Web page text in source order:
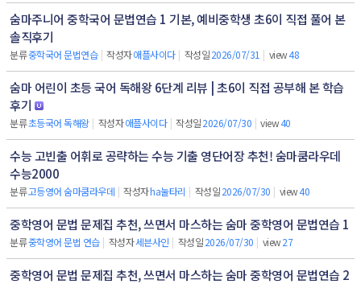
숨마주니어 중학국어 문법연습 1 기본, 예비중학생 초6이 직접 풀어 본
솔직후기
분류중학국어 문법연습 | 작성자애플사이다 | 작성일2026/07/31 | view48
숨마 어린이 초등 국어 독해왕 6단계 리뷰 | 초6이 직접 공부해 본 학습
후기
분류초등국어 독해왕 | 작성자애플사이다 | 작성일2026/07/30 | view40
수능 고빈출 어휘로 공략하는 수능 기출 영단어장 추천! 숨마쿰라우데
수능2000
분류고등영어 숨마쿰라우데 | 작성자ha눌타리 | 작성일2026/07/30 | view40
중학영어 문법 문제집 추천, 쓰면서 마스하는 숨마 중학영어 문법연습 1
분류중학영어 문법 연습 | 작성자세븐사인 | 작성일2026/07/30 | view27
중학영어 문법 문제집 추천, 쓰면서 마스하는 숨마 중학영어 문법연습 2